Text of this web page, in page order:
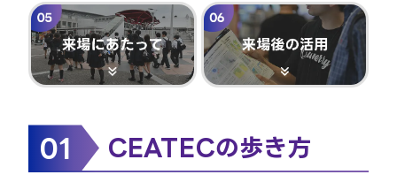
01 CEATECの歩き方